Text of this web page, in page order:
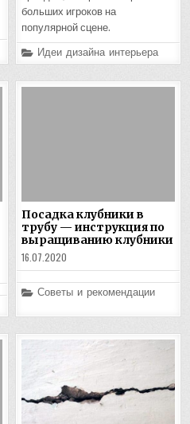
больших игроков на
популярной сцене.
Posted
in
Идеи дизайна интерьера
Посадка клубники в
трубу — инструкция по
выращиванию клубники
16.07.2020
Posted
Советы и рекомендации